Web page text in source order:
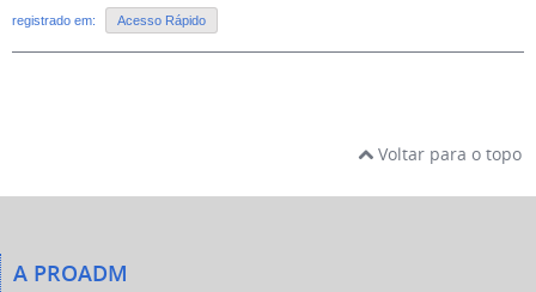
registrado em: Acesso Rápido
Voltar para o topo
A PROADM